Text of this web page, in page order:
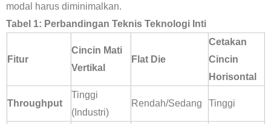
modal harus diminimalkan.
Tabel 1: Perbandingan Teknis Teknologi Inti
Fitur
Cincin Mati
Vertikal
Flat Die
Cetakan
Cincin
Horisontal
Throughput
Tinggi
(Industri)
Rendah/Sedang Tinggi